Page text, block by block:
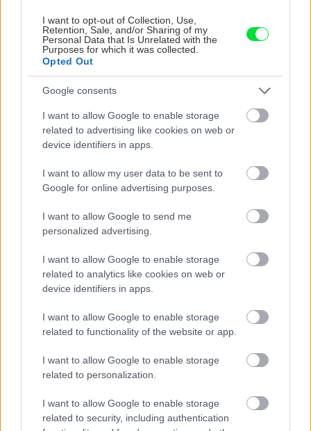
I want to opt-out of Collection, Use,
Retention, Sale, and/or Sharing of my
Personal Data that Is Unrelated with the
Purposes for which it was collected.
Opted Out
Google consents
I want to allow Google to enable storage
related to advertising like cookies on web or
device identifiers in apps.
I want to allow my user data to be sent to
Google for online advertising purposes.
I want to allow Google to send me
personalized advertising.
I want to allow Google to enable storage
related to analytics like cookies on web or
device identifiers in apps.
I want to allow Google to enable storage
related to functionality of the website or app.
I want to allow Google to enable storage
related to personalization.
I want to allow Google to enable storage
related to security, including authentication
materiáli a v podklade. Na dlažbu odporúčame
použiť PCI Flexmörtel® S1 Flott a na lepenie
obkladu PCI Nanolight®. Lepidlo je nevyhnutné
nanášať obojstranne – na podklad aj na
technika).
Ákos Meszáros:
Na lepenie veľkoformátových
obkladov a dlažieb sú najvhodnejšie flexibilné
ktoré sú navrhnuté tak, aby zabezpečili
ktoré pri takto veľkých formátoch prirodzene
vznikajú. My odporúčame napríklad lepidlo
veľkoformátovú dlažbu alebo weber superflex
C2TE S2, ktoré je určené na na ultratenké a
veľké formáty.
Katarína Skalová:Na lepenie veľkoformátovej
dlažby a obkladov je nevyhnutné použiť vysoko